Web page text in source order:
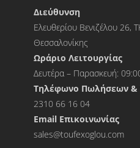
Διεύθυνση
Ελευθερίου Βενιζέλου 26,
Θεσσαλονίκης
Ωράριο Λειτουργίας
Δευτέρα – Παρασκευή:
Τηλέφωνο Πωλήσεων &
2310 66 16 04
Εmail Επικοινωνίας
sales@toufexoglou.com